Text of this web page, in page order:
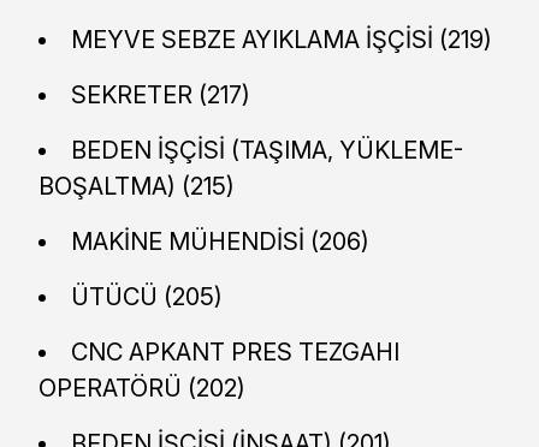
MEYVE SEBZE AYIKLAMA İŞÇİSİ (219)
SEKRETER (217)
BEDEN İŞÇİSİ (TAŞIMA, YÜKLEME-
BOŞALTMA) (215)
MAKİNE MÜHENDİSİ (206)
ÜTÜCÜ (205)
CNC APKANT PRES TEZGAHI
OPERATÖRÜ (202)